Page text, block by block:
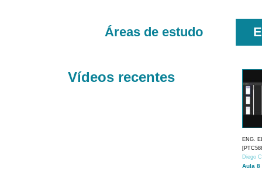
Áreas de estudo
Vídeos recentes
ENG.
Diego
Aula 8